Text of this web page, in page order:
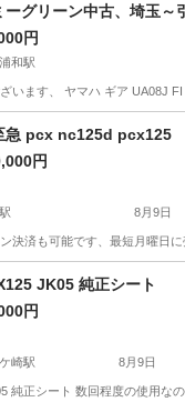
ーグリーン中古、埼玉～
札者様手配の陸送可）
円
和駅
います、 ヤマハ ギア UA08J
武蔵浦和駅
急 pcx nc125d pcx125
円
8月9日
決済も可能です、最短月曜日
ホンダ
JK05 純正シート
円
崎駅 8月9日
純正シート 数回程度の使用な